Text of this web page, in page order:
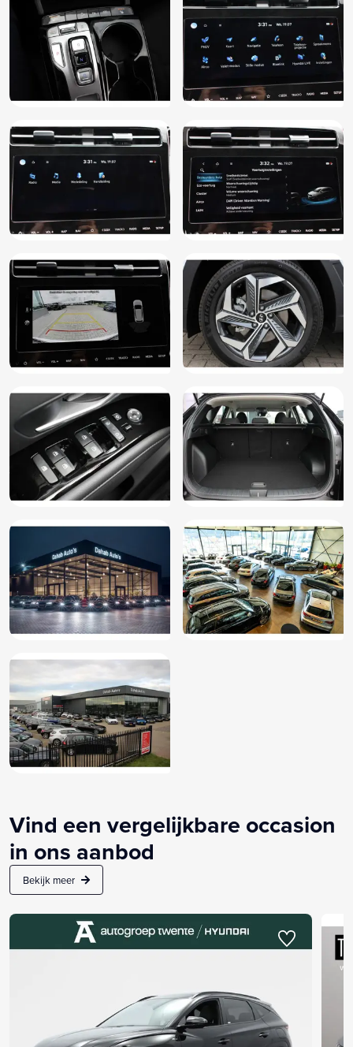
Vind een vergelijkbare occasion
in ons aanbod
Bekijk meer